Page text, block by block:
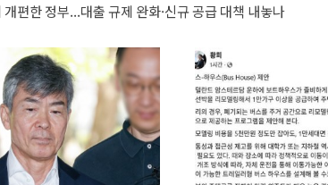
개편한 정부...대출 규제 완화·신규 공급 대책 내놓나